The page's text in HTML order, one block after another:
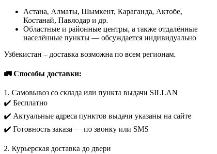
Астана, Алматы, Шымкент, Караганда, Актобе,
Костанай, Павлодар и др.
Областные и районные центры, а также отдалённые
населённые пункты — обсуждается индивидуально
Узбекистан – доставка возможна по всем регионам.
🚛 Способы доставки:
1. Самовывоз со склада или пункта выдачи SILLAN
✔️ Бесплатно
✔️ Актуальные адреса пунктов выдачи указаны на сайте
✔️ Готовность заказа — по звонку или SMS
2. Курьерская доставка до двери